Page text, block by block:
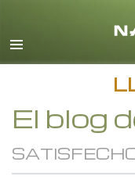
El blog